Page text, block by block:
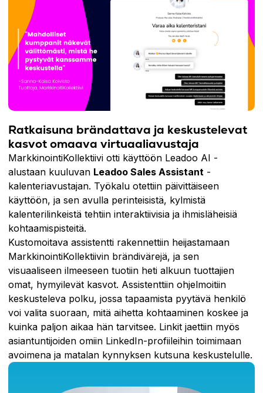
Ratkaisuna brändattava ja keskustelevat
kasvot omaava virtuaaliavustaja
MarkkinointiKollektiivi otti käyttöön Leadoo AI -
alustaan kuuluvan Leadoo Sales Assistant -
kalenteriavustajan. Työkalu otettiin päivittäiseen
käyttöön, ja sen avulla perinteisistä, kylmistä
kalenterilinkeistä tehtiin interaktiivisia ja ihmisläheisiä
kohtaamispisteitä.
Kustomoitava assistentti rakennettiin heijastamaan
MarkkinointiKollektiivin brändivärejä, ja sen
visuaaliseen ilmeeseen tuotiin heti alkuun tuottajien
omat, hymyilevät kasvot. Assistenttiin ohjelmoitiin
keskusteleva polku, jossa tapaamista pyytävä henkilö
voi valita suoraan, mitä aihetta kohtaaminen koskee ja
kuinka paljon aikaa hän tarvitsee. Linkit jaettiin myös
asiantuntijoiden omiin LinkedIn-profiileihin toimimaan
avoimena ja matalan kynnyksen kutsuna keskustelulle.